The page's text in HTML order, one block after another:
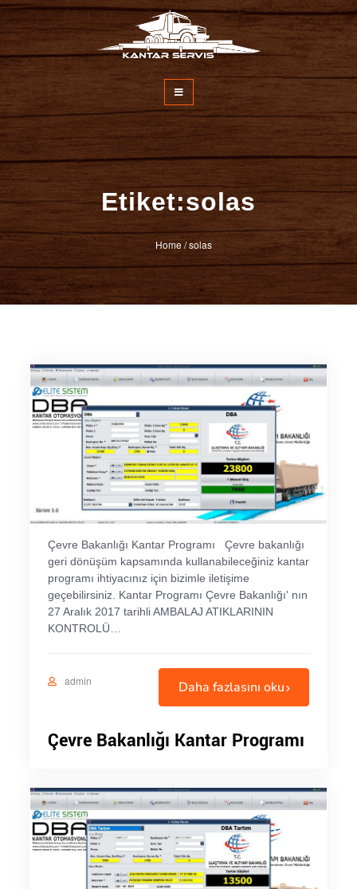
İçeriğe
atla
Kantar Servisi
Etiket:solas
Home/solas
Çevre Bakanlığı Kantar Programı Çevre bakanlığı
geri dönüşüm kapsamında kullanabileceğiniz kantar
programı ihtiyacınız için bizimle iletişime
geçebilirsiniz. Kantar Programı Çevre Bakanlığı' nın
27 Aralık 2017 tarihli AMBALAJ ATIKLARININ
KONTROLÜ…
admin Daha fazlasını oku
Çevre Bakanlığı Kantar Programı